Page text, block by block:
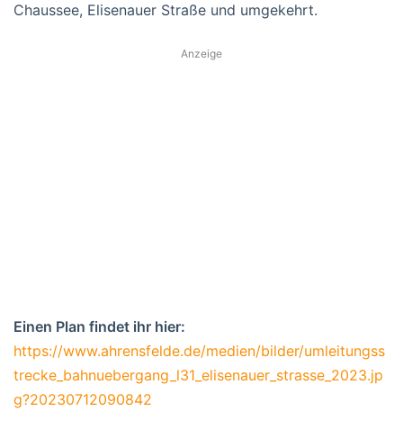
Chaussee, Elisenauer Straße und umgekehrt.
Anzeige
Einen Plan findet ihr hier:
https://www.ahrensfelde.de/medien/bilder/umleitungss
trecke_bahnuebergang_l31_elisenauer_strasse_2023.jp
g?20230712090842